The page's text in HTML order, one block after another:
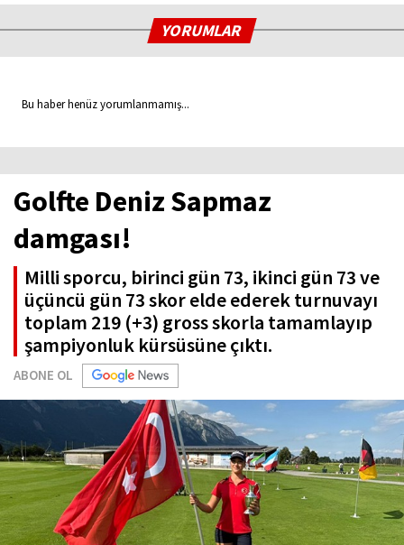
YORUMLAR
Bu haber henüz yorumlanmamış...
Golfte Deniz Sapmaz
damgası!
Milli sporcu, birinci gün 73, ikinci gün 73 ve
üçüncü gün 73 skor elde ederek turnuvayı
toplam 219 (+3) gross skorla tamamlayıp
şampiyonluk kürsüsüne çıktı.
ABONE OL